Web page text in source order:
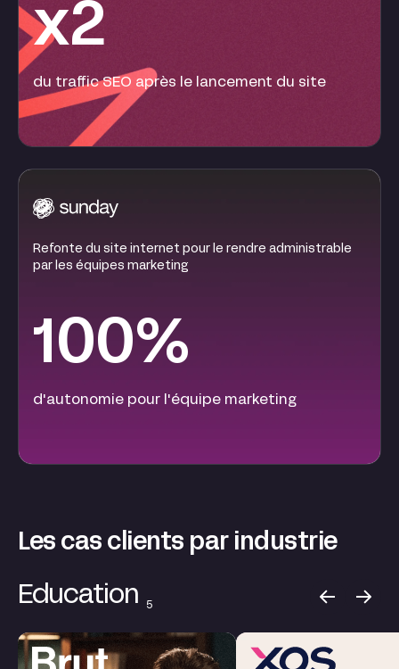
x2
du traffic SEO après le lancement du site
Refonte du site internet pour le rendre administrable
par les équipes marketing
100%
d'autonomie pour l'équipe marketing
Les cas clients par industrie
Education 5